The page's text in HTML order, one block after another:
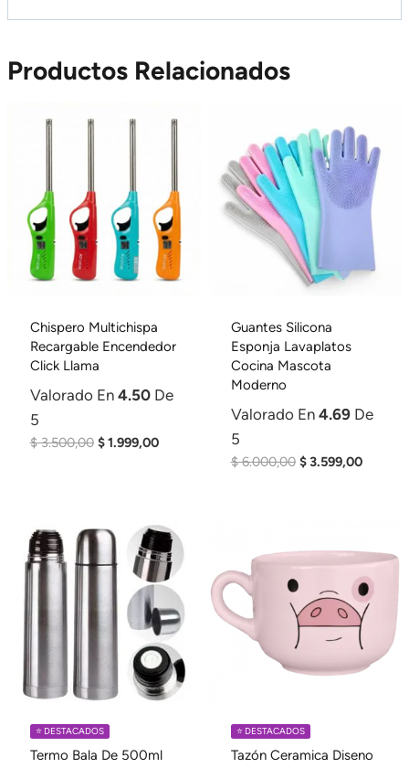
Productos Relacionados
Chispero Multichispa
Recargable Encendedor
Click Llama
Valorado En 4.50De
5
$3.500,00 El
$ 3.500,00.
$1.999,00El
$ 1.999,00.
Guantes Silicona
Esponja Lavaplatos
Cocina Mascota
Moderno
Valorado En 4.69De
5
$6.000,00 El
$3.599,00El
⭐️ DESTACADOS
Termo Bala De 500ml
⭐️ DESTACADOS
Tazón Ceramica Diseno